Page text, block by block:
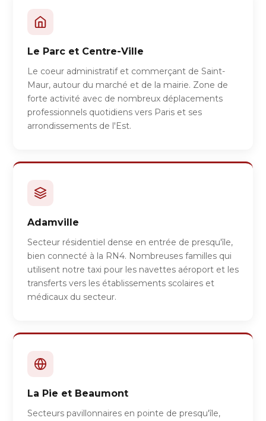
Le Parc et Centre-Ville
Le coeur administratif et commerçant de Saint-
Maur, autour du marché et de la mairie. Zone de
forte activité avec de nombreux déplacements
professionnels quotidiens vers Paris et ses
arrondissements de l'Est.
Adamville
Secteur résidentiel dense en entrée de presqu'île,
bien connecté à la RN4. Nombreuses familles qui
utilisent notre taxi pour les navettes aéroport et les
transferts vers les établissements scolaires et
médicaux du secteur.
La Pie et Beaumont
Secteurs pavillonnaires en pointe de presqu'île,